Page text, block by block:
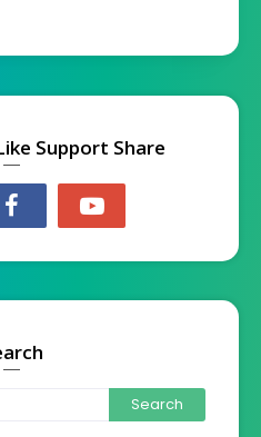
Support Share